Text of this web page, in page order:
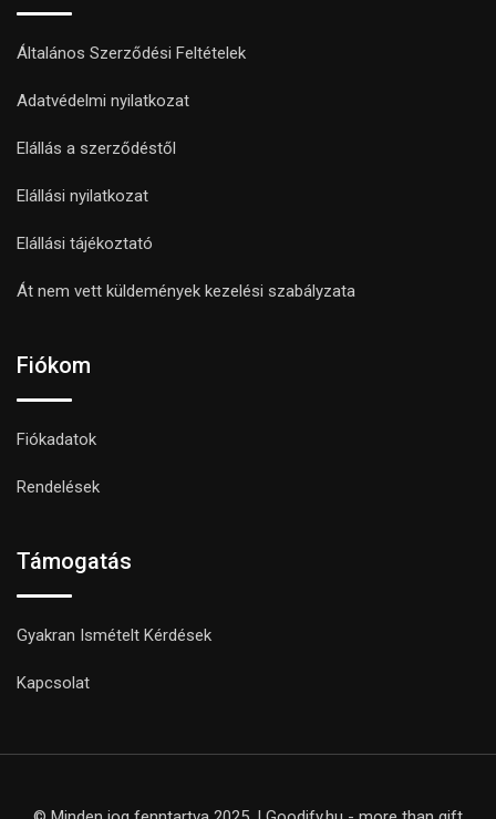
Általános Szerződési Feltételek
Adatvédelmi nyilatkozat
Elállás a szerződéstől
Elállási nyilatkozat
Elállási tájékoztató
Át nem vett küldemények kezelési szabályzata
Fiókom
Fiókadatok
Rendelések
Támogatás
Gyakran Ismételt Kérdések
Kapcsolat